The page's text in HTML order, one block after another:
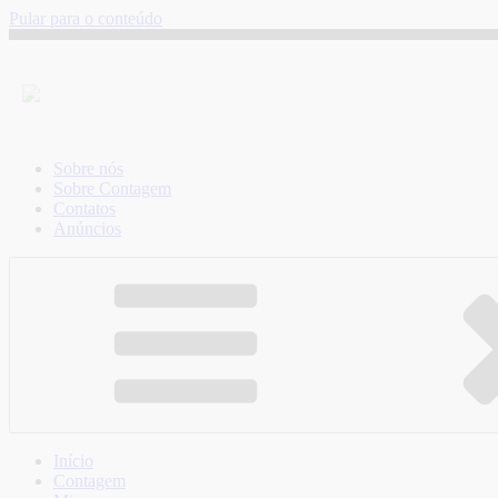
Pular para o conteúdo
Sobre nós
Sobre Contagem
Contatos
Anúncios
Início
Contagem